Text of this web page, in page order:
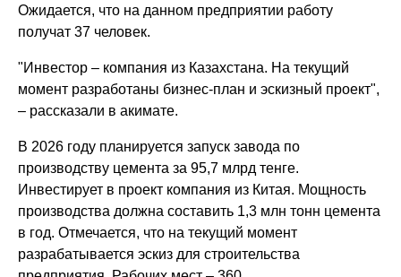
Ожидается, что на данном предприятии работу
получат 37 человек.
"Инвестор – компания из Казахстана. На текущий
момент разработаны бизнес-план и эскизный проект",
– рассказали в акимате.
В 2026 году планируется запуск завода по
производству цемента за 95,7 млрд тенге.
Инвестирует в проект компания из Китая. Мощность
производства должна составить 1,3 млн тонн цемента
в год. Отмечается, что на текущий момент
разрабатывается эскиз для строительства